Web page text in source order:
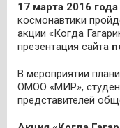
17 марта 2016
космонавтики
акции «Когда
презентация сайта
В мероприятии
ОМОО «МИР»,
представителей